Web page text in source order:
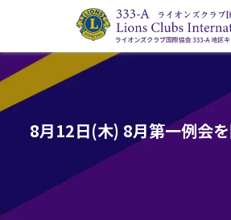
ライオンズクラブ国際協会333-A地区の活動
8月12日(木) 8月第一例会